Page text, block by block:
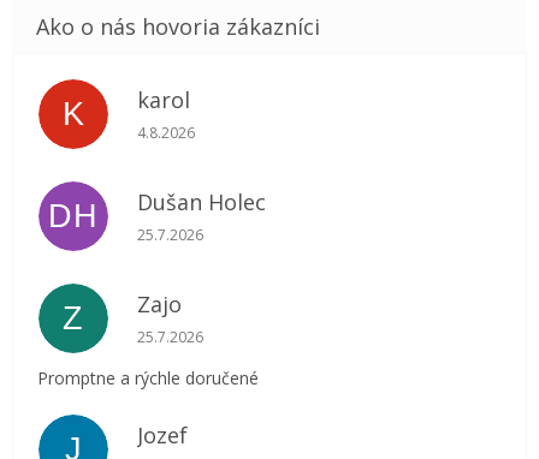
K karol
Hodnotenie obchodu je 5 z 5 hviezdičiek.
4.8.2026
DH Dušan Holec
Hodnotenie obchodu je 5 z 5 hviezdičiek.
25.7.2026
Z Zajo
Hodnotenie obchodu je 5 z 5 hviezdičiek.
25.7.2026
Promptne a rýchle doručené
J Jozef